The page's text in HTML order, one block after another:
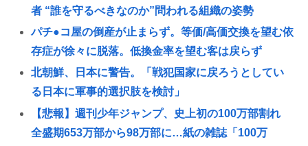
者 “誰を守るべきなのか”問われる組織の姿勢
パチ●コ屋の倒産が止まらず。等価/高価交換を望む依
存症が徐々に脱落。低換金率を望む客は戻らず
北朝鮮、日本に警告。「戦犯国家に戻ろうとしてい
る日本に軍事的選択肢を検討」
【悲報】週刊少年ジャンプ、史上初の100万部割れ
全盛期653万部から98万部に…紙の雑誌「100万